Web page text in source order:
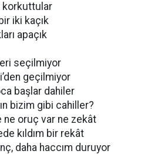
korkuttular
iki kaçık
apaçık
seçilmiyor
geçilmiyor
başlar dahiler
bizim gibi cahiller?
ne oruç var ne zekât
kıldım bir rekât
daha haccım duruyor